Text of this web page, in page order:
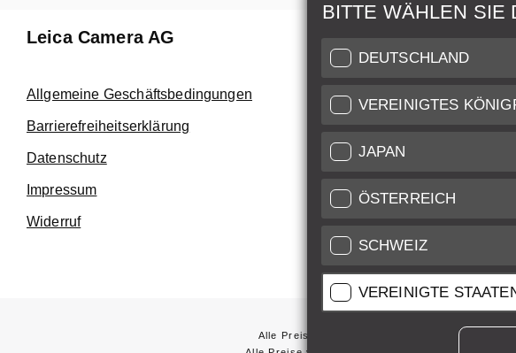
BITTE WÄHLEN SIE
DEUTSCHLAND
VEREINIGTES
JAPAN
ÖSTERREICH
SCHWEIZ
VEREINIGTE
Leica Camera AG
Allgemeine Geschäftsbedingungen
Barrierefreiheitserklärung
Datenschutz
Impressum
Widerruf
Reparatur & Wartung
Nutzen Sie auch unseren
Customer Care für Services
höchstem Niveau.
Kundendienst
Service Zertifikat
Alle Preise von in der EU/UK ansässigen